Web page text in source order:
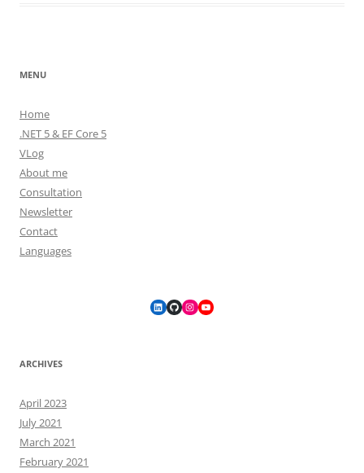
MENU
Home
.NET 5 & EF Core 5
VLog
About me
Consultation
Newsletter
Contact
Languages
LinkedIn
GitHubInstagram
YouTube
ARCHIVES
April 2023
July 2021
March 2021
February 2021